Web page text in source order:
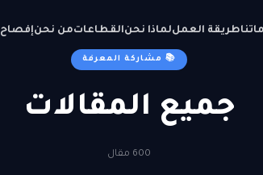
طريقة العمللماذا نحنالقطاعاتمن نحنإفصاح
📚 مشاركة المعرفة
جميع المقالات
600 مقال